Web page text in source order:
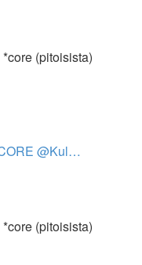
(pitoisista)
@Kul…
(pitoisista)